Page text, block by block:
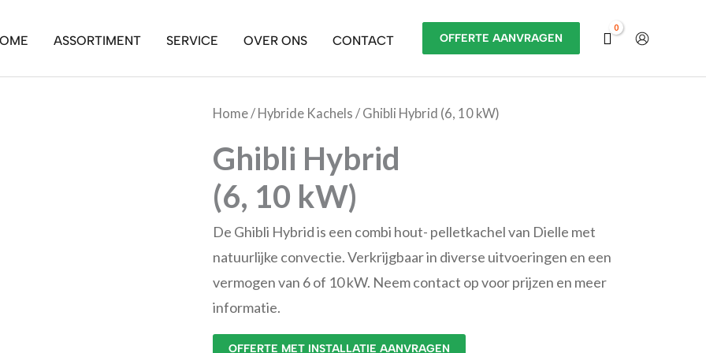
ASSORTIMENT SERVICE OVER ONS CONTACT OFFERTE AANVRAGEN
Home/ Hybride Kachels / Ghibli Hybrid (6, 10 kW)
Ghibli Hybrid
(6, 10 kW)
De Ghibli Hybrid is een combi hout- pelletkachel van Dielle met
natuurlijke convectie. Verkrijgbaar in diverse uitvoeringen en een
vermogen van 6 of 10 kW. Neem contact op voor prijzen en meer
informatie.
OFFERTE MET INSTALLATIE AANVRAGEN